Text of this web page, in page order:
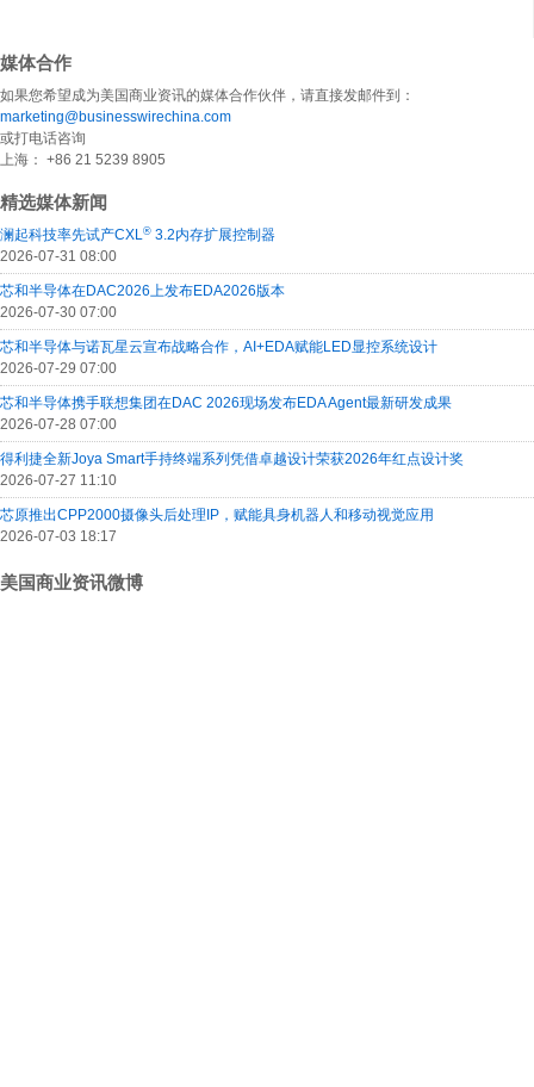
媒体合作
如果您希望成为美国商业资讯的媒体合作伙伴，请直接发邮件到：
marketing@businesswirechina.com
或打电话咨询
上海： +86 21 5239 8905
精选媒体新闻
澜起科技率先试产CXL® 3.2内存扩展控制器
2026-07-31 08:00
芯和半导体在DAC2026上发布EDA2026版本
2026-07-30 07:00
芯和半导体与诺瓦星云宣布战略合作，AI+EDA赋能LED显控系统设计
2026-07-29 07:00
芯和半导体携手联想集团在DAC 2026现场发布EDA Agent最新研发成果
2026-07-28 07:00
得利捷全新Joya Smart手持终端系列凭借卓越设计荣获2026年红点设计奖
2026-07-27 11:10
芯原推出CPP2000摄像头后处理IP，赋能具身机器人和移动视觉应用
2026-07-03 18:17
美国商业资讯微博